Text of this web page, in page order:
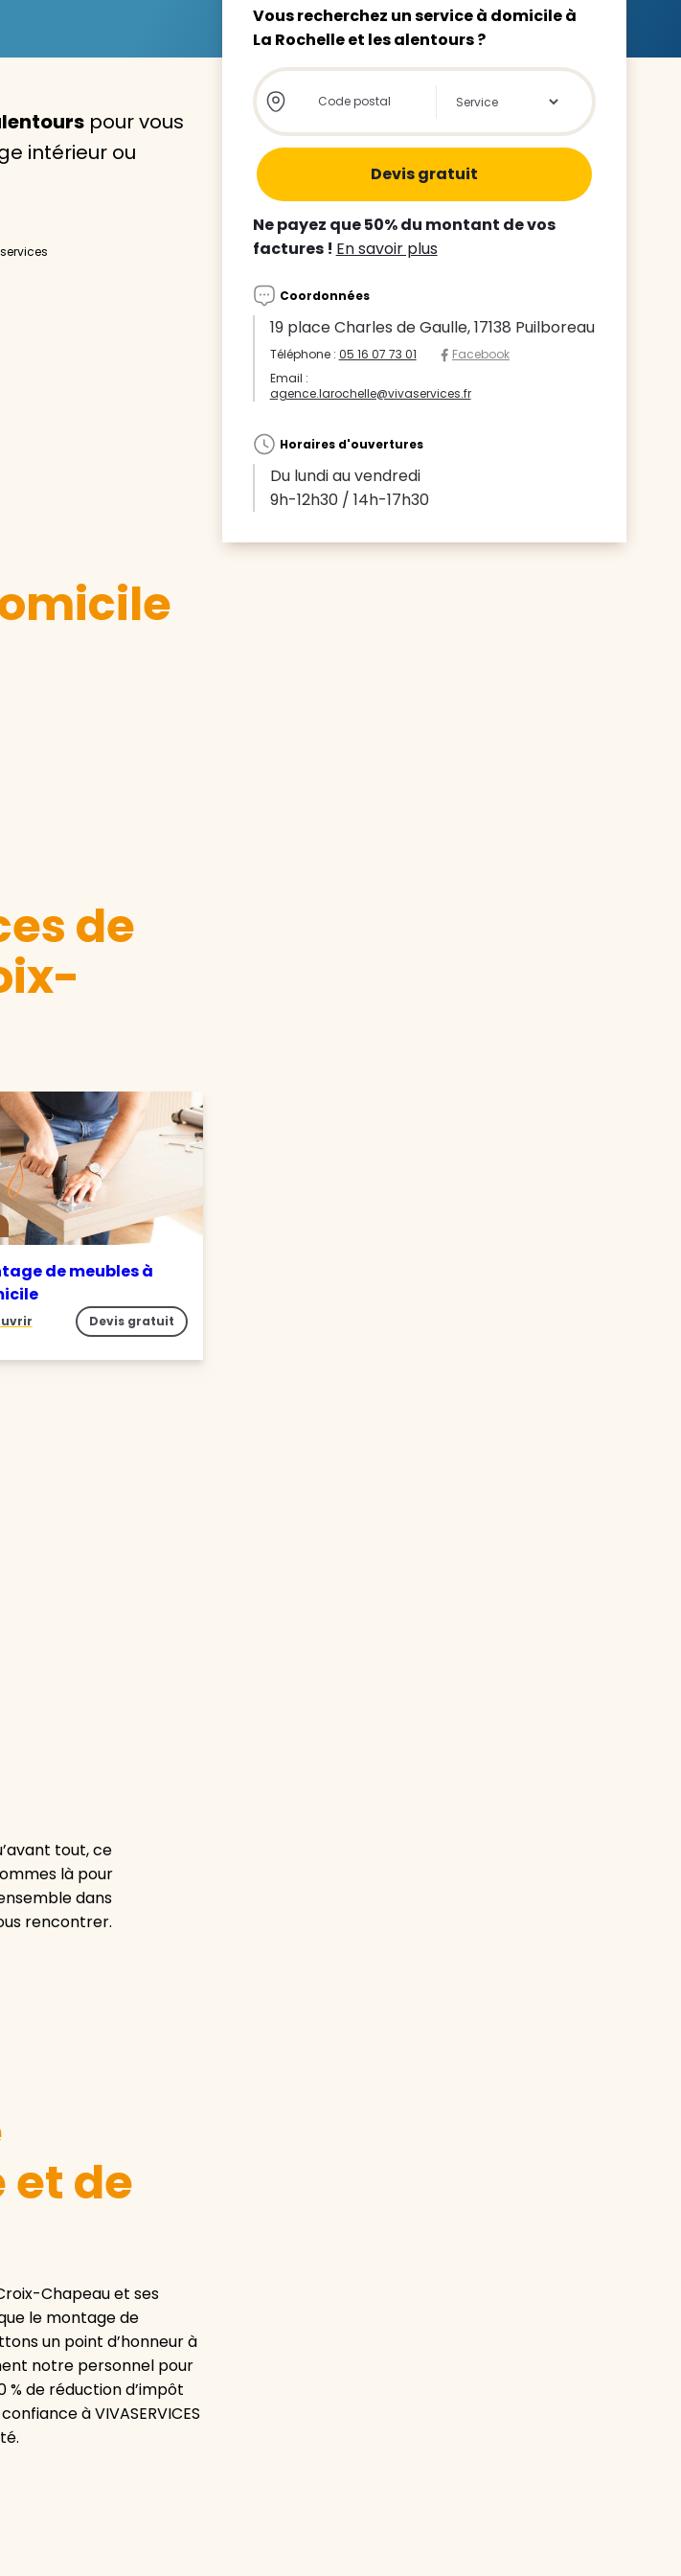
trouvez le
domicile qui vous
votre logement, la garde de votre enfant
d’un parent, nos intervenants à
gratuit
Trouver mon agence
pour vous
intérieur ou
de
de meubles à
Devis gratuit
tout, ce
là pour
dans
rencontrer.
et de
Chapeau et ses
le montage de
un point d’honneur à
notre personnel pour
de réduction d’impôt
à VIVASERVICES
Vous recherchez un service à domicile à
La Rochelle et les alentours ?
Store locator global - Autocompletion
Rechercher
Ne payez que 50% du montant de vos
factures ! En savoir plus
Coordonnées
19 place Charles de Gaulle, 17138 Puilboreau
Téléphone : 05 16 07 73 01
Facebook
Email :
agence.larochelle@vivaservices.fr
Horaires d'ouvertures
Du lundi au vendredi
9h-12h30 / 14h-17h30